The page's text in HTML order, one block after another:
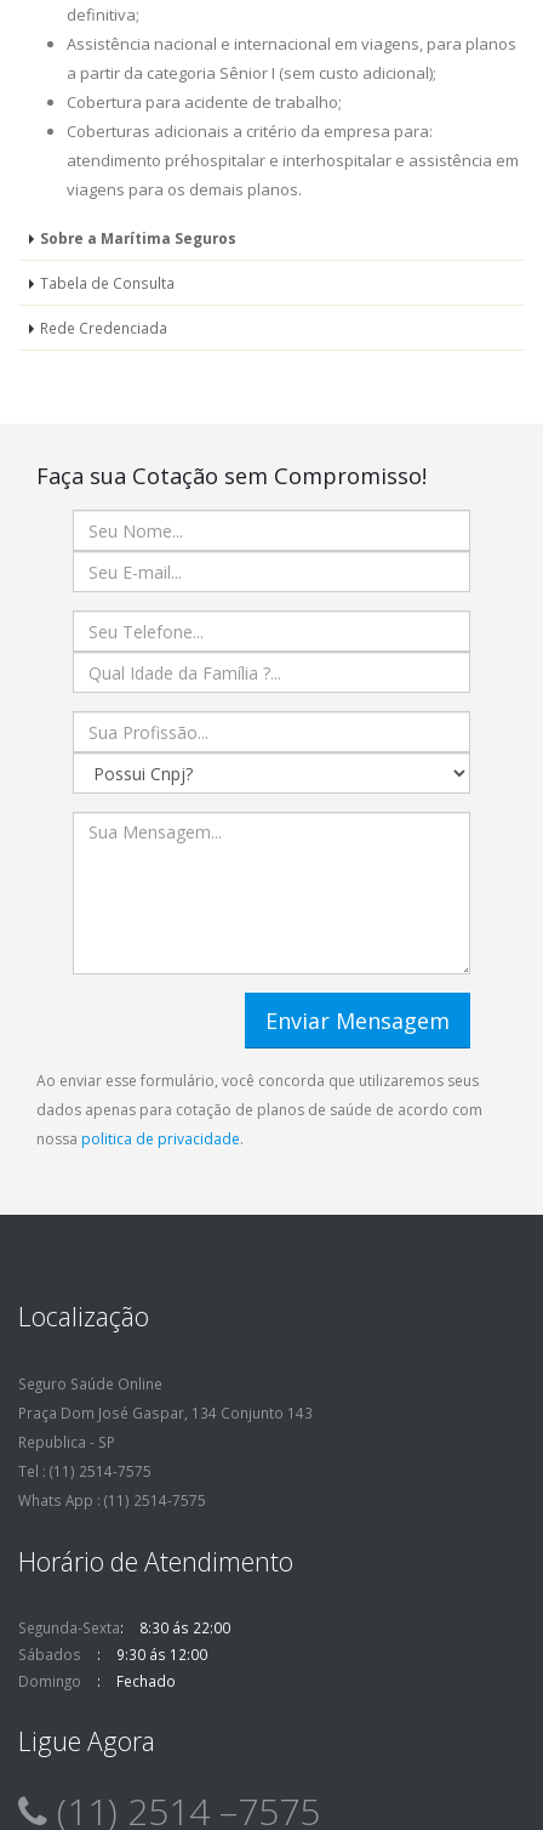
definitiva;
Assistência nacional e internacional em viagens, para planos
a partir da categoria Sênior I (sem custo adicional);
Cobertura para acidente de trabalho;
Coberturas adicionais a critério da empresa para:
atendimento pré­hospitalar e inter­hospitalar e assistência em
viagens para os demais planos.
Sobre a Marítima Seguros
Tabela de Consulta
Rede Credenciada
Faça sua Cotação sem Compromisso!
Ao enviar esse formulário, você concorda que utilizaremos seus
dados apenas para cotação de planos de saúde de acordo com
nossa politica de privacidade.
Localização
Seguro Saúde Online
Praça Dom José Gaspar, 134 Conjunto 143
Republica - SP
Tel : (11) 2514-7575
Whats App : (11) 2514-7575
Horário de Atendimento
Segunda-Sexta
8:30 ás 22:00
Sábados
9:30 ás 12:00
Domingo
Fechado
Ligue Agora
(11) 2514 –7575